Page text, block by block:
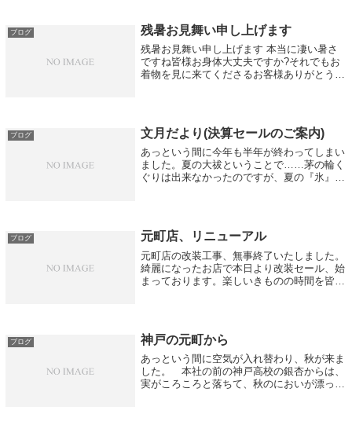
ブログ 残暑お見舞い申し上げます
残暑お見舞い申し上げます 本当に凄い暑さ
ですね皆様お身体大丈夫ですか?それでもお
着物を見に来てくださるお客様ありがとうご
ブログ 文月だより(決算セールのご案内)
あっという間に今年も半年が終わってしまい
ました。夏の大祓ということで……茅の輪く
ぐりは出来なかったのですが、夏の『氷』を
着...
ブログ 元町店、リニューアル
元町店の改装工事、無事終了いたしました。
綺麗になったお店で本日より改装セール、始
まっております。楽しいきものの時間を皆様
こ...
ブログ 神戸の元町から
あっという間に空気が入れ替わり、秋が来ま
した。 本社の前の神戸高校の銀杏からは、
実がころころと落ちて、秋のにおいが漂って